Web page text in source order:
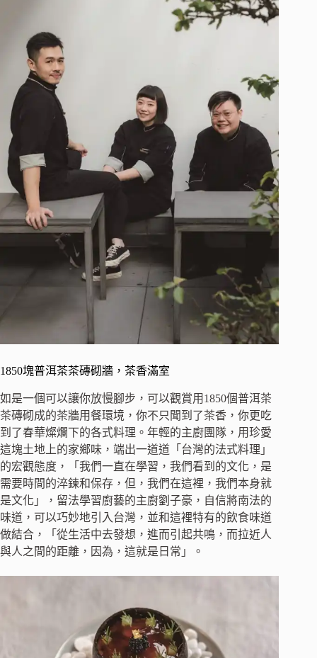
1850塊普洱茶茶磚砌牆，茶香滿室
如是一個可以讓你放慢腳步，可以觀賞用1850個普洱茶
茶磚砌成的茶牆用餐環境，你不只聞到了茶香，你更吃
到了春華燦爛下的各式料理。年輕的主廚團隊，用珍愛
這塊土地上的家鄉味，端出一道道「台灣的法式料理」
的宏觀態度，「我們一直在學習，我們看到的文化，是
需要時間的淬鍊和保存，但，我們在這裡，我們本身就
是文化」，留法學習廚藝的主廚劉子豪，自信將南法的
味道，可以巧妙地引入台灣，並和這裡特有的飲食味道
做結合，「從生活中去發想，進而引起共鳴，而拉近人
與人之間的距離，因為，這就是日常」。